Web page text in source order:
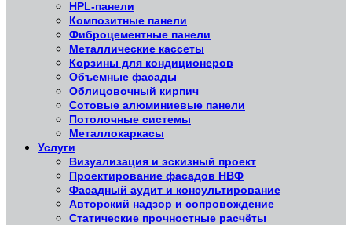
HPL-панели
Композитные панели
Фиброцементные панели
Металлические кассеты
Корзины для кондиционеров
Объемные фасады
Облицовочный кирпич
Сотовые алюминиевые панели
Потолочные системы
Металлокаркасы
Услуги
Визуализация и эскизный проект
Проектирование фасадов НВФ
Фасадный аудит и консультирование
Авторский надзор и сопровождение
Статические прочностные расчёты